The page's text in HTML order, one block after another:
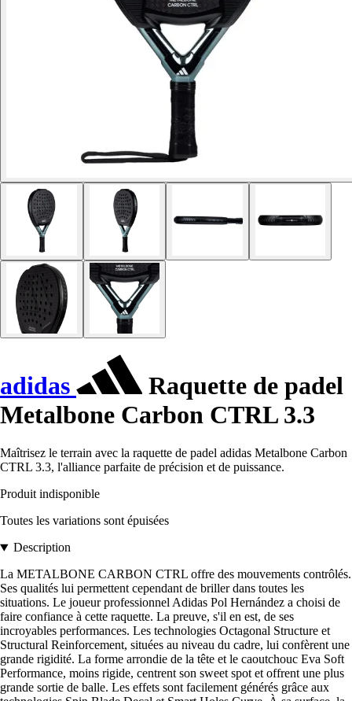
adidas
Raquette de padel
Metalbone Carbon CTRL 3.3
Maîtrisez le terrain avec la raquette de padel adidas Metalbone Carbon
CTRL 3.3, l'alliance parfaite de précision et de puissance.
Produit indisponible
Toutes les variations sont épuisées
Description
La METALBONE CARBON CTRL offre des mouvements contrôlés.
Ses qualités lui permettent cependant de briller dans toutes les
situations. Le joueur professionnel Adidas Pol Hernández a choisi de
faire confiance à cette raquette. La preuve, s'il en est, de ses
incroyables performances. Les technologies Octagonal Structure et
Structural Reinforcement, situées au niveau du cadre, lui confèrent une
grande rigidité. La forme arrondie de la tête et le caoutchouc Eva Soft
Performance, moins rigide, centrent son sweet spot et offrent une plus
grande sortie de balle. Les effets sont facilement générés grâce aux